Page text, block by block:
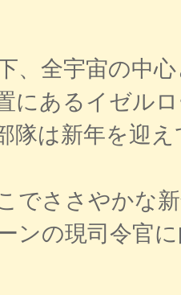
、全宇宙の中
にあるイゼル
隊は新年を迎
でささやかな
ンの現司令官